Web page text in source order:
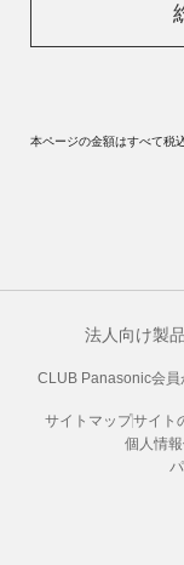
本ページの金額はすべて税
法人向け製
CLUB Panasonic会員
サイトマップサイト
個人情